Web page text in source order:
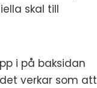
skal till
i på baksidan
verkar som att